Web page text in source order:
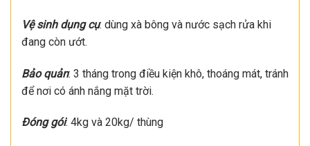
Vệ sinh dụng cụ: dùng xà bông và nước sạch rửa khi
đang còn ướt.
Bảo quản: 3 tháng trong điều kiện khô, thoáng mát, tránh
để nơi có ánh nắng mặt trời.
Đóng gói: 4kg và 20kg/ thùng